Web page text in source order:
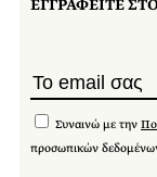
Συναινώ με την
προσωπικών